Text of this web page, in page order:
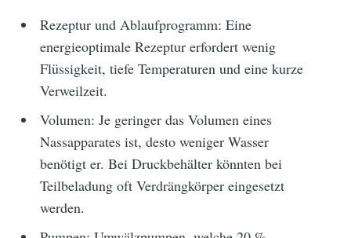
Rezeptur und Ablaufprogramm: Eine
energieoptimale Rezeptur erfordert wenig
Flüssigkeit, tiefe Temperaturen und eine kurze
Verweilzeit.
Volumen: Je geringer das Volumen eines
Nassapparates ist, desto weniger Wasser
benötigt er. Bei Druckbehälter könnten bei
Teilbeladung oft Verdrängkörper eingesetzt
werden.